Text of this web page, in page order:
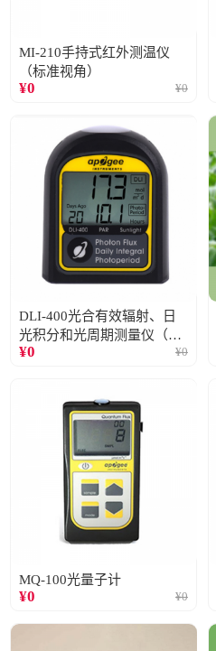
MI-210手持式红外测温仪
（标准视角）
¥0 ¥0
DLI-400光合有效辐射、日
光积分和光周期测量仪（仅
阳光）
¥0 ¥0
MQ-100光量子计
¥0 ¥0